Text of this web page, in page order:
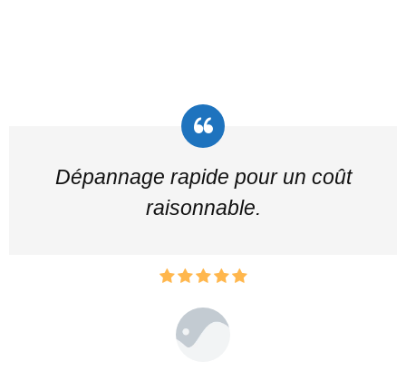
Dépannage rapide pour un coût
raisonnable.